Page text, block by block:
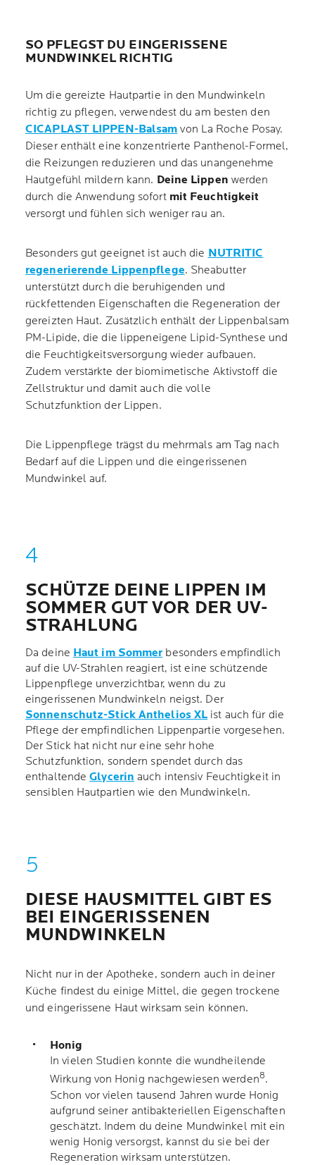
SO PFLEGST DU EINGERISSENE
MUNDWINKEL RICHTIG
Um die gereizte Hautpartie in den Mundwinkeln
richtig zu pflegen, verwendest du am besten den
CICAPLAST LIPPEN-Balsam von La Roche Posay.
Dieser enthält eine konzentrierte Panthenol-Formel,
die Reizungen reduzieren und das unangenehme
Hautgefühl mildern kann. Deine Lippen werden
durch die Anwendung sofortmit Feuchtigkeit
versorgt und fühlen sich weniger rau an.
Besonders gut geeignet ist auch die NUTRITIC
regenerierende Lippenpflege. Sheabutter
unterstützt durch die beruhigenden und
rückfettenden Eigenschaften die Regeneration der
gereizten Haut. Zusätzlich enthält der Lippenbalsam
PM-Lipide, die die lippeneigene Lipid-Synthese und
die Feuchtigkeitsversorgung wieder aufbauen.
Zudem verstärkte der biomimetische Aktivstoff die
Zellstruktur und damit auch die volle
Schutzfunktion der Lippen.
Die Lippenpflege trägst du mehrmals am Tag nach
Bedarf auf die Lippen und die eingerissenen
Mundwinkel auf.
SCHÜTZE DEINE LIPPEN IM
SOMMER GUT VOR DER UV-
STRAHLUNG
Da deine Haut im Sommer besonders empfindlich
auf die UV-Strahlen reagiert, ist eine schützende
Lippenpflege unverzichtbar, wenn du zu
eingerissenen Mundwinkeln neigst. Der
Sonnenschutz-Stick Anthelios XL ist auch für die
Pflege der empfindlichen Lippenpartie vorgesehen.
Der Stick hat nicht nur eine sehr hohe
Schutzfunktion, sondern spendet durch das
enthaltendeGlycerin auch intensiv Feuchtigkeit in
sensiblen Hautpartien wie den Mundwinkeln.
DIESE HAUSMITTEL GIBT ES
BEI EINGERISSENEN
MUNDWINKELN
Nicht nur in der Apotheke, sondern auch in deiner
Küche findest du einige Mittel, die gegen trockene
und eingerissene Haut wirksam sein können.
Honig
In vielen Studien konnte die wundheilende
Wirkung von Honig nachgewiesen werden8.
Schon vor vielen tausend Jahren wurde Honig
aufgrund seiner antibakteriellen Eigenschaften
geschätzt. Indem du deine Mundwinkel mit ein
wenig Honig versorgst, kannst du sie bei der
Regeneration wirksam unterstützen.